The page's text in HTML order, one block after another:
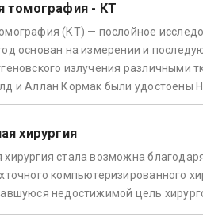
томография - КТ
(КТ) — послойное
основан на измерении и
излучения различными
и Аллан Кормак были удостоены
хирургия
стала возможна
компьютеризированного
недостижимой цель